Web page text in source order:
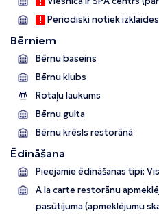
Periodiski notiek
Bērniem
Bērnu baseins
Bērnu klubs
Rotaļu laukums
Bērnu gulta
Bērnu krēsls restorānā
Ēdināšana
Pieejamie ēdināšanas tipi:
A la carte restorānu
pasūtījuma (apmeklējumu